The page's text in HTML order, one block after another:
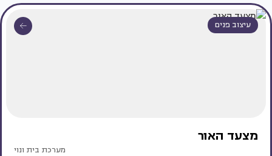
עיצוב פנים
מצעד האור
מערכת בית ונוי